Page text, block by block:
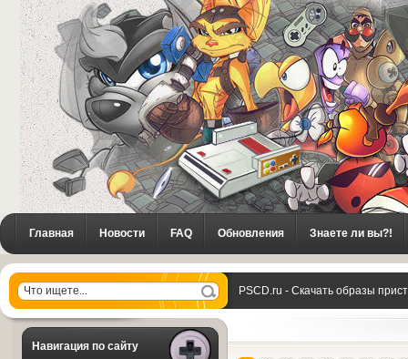
Главная Новости FAQ Обновления Знаете ли вы?!
PSCD.ru - Скачать образы
Навигация по сайту